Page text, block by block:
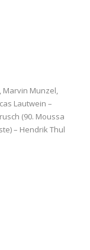
Marvin Munzel,
Lautwein –
(90. Moussa
– Hendrik Thul